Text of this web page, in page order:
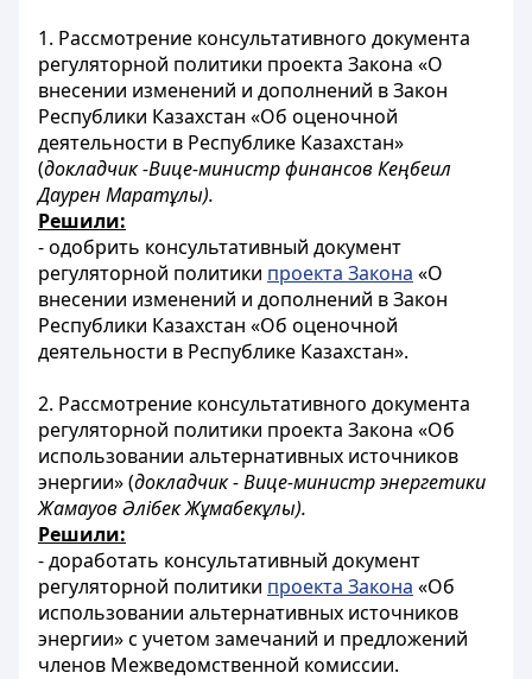
1. Рассмотрение консультативного документа
регуляторной политики проекта Закона «О
внесении изменений и дополнений в Закон
Республики Казахстан «Об оценочной
деятельности в Республике Казахстан»
(докладчик -Вице-министр финансов Кеңбеил
Даурен Маратұлы).
Решили:
- одобрить консультативный документ
регуляторной политики проекта Закона «О
внесении изменений и дополнений в Закон
Республики Казахстан «Об оценочной
деятельности в Республике Казахстан».
2. Рассмотрение консультативного документа
регуляторной политики проекта Закона «Об
использовании альтернативных источников
энергии» (докладчик - Вице-министр энергетики
Жамауов Әлібек Жұмабекұлы).
Решили:
- доработать консультативный документ
регуляторной политики проекта Закона «Об
использовании альтернативных источников
энергии» с учетом замечаний и предложений
членов Межведомственной комиссии.